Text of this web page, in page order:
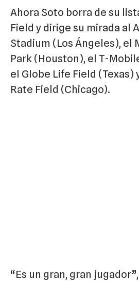
Ahora Soto borra de su
Field y dirige su mirada al
Stadium (Los Ángeles), el
Park (Houston), el T-
el Globe Life Field (Texas)
Rate Field (Chicago).
“Es un gran, gran